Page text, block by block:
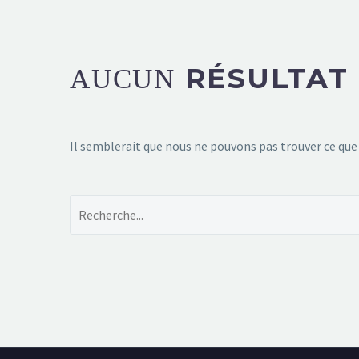
AUCUN RÉSULTAT
Il semblerait que nous ne pouvons pas trouver ce